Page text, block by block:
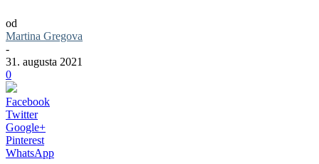
od
Martina Gregova
-
31. augusta 2021
0
Facebook
Twitter
Google+
Pinterest
WhatsApp